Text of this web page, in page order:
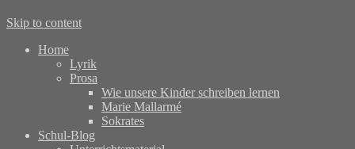
Skip to content
Home
Lyrik
Prosa
Wie unsere Kinder schreiben lernen
Marie Mallarmé
Sokrates
Schul-Blog